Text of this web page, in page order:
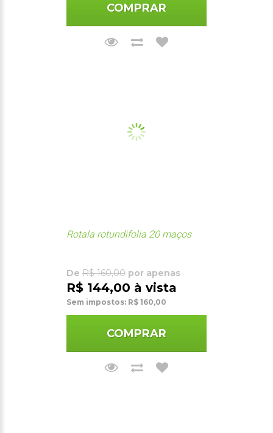
COMPRAR
Rotala rotundifolia 20 maços
De R$ 160,00 por apenas
R$ 144,00 à vista
Sem impostos: R$ 160,00
COMPRAR